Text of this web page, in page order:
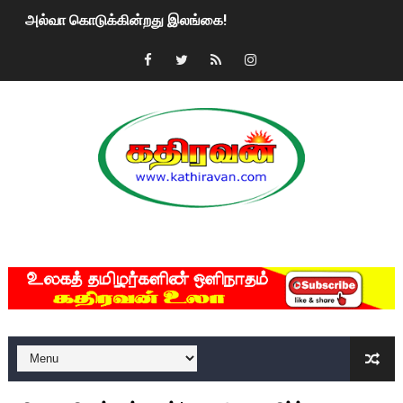
அல்வா கொடுக்கின்றது இலங்கை!
2ஆம் நாள் உக்ரைன் யுத்தம்!! எங்களைத் தனிமையில்
மகிந்த ராஜபக்சே பதவி விலக திட்டம்?
ரவுடி பேபிக்கு நடந்த தரமான சம்பவம்.. ஆபாச வீடியோக்களால்
குண்டை தூக்கிப்போட்ட ஆய்வு…. இந்தியாவின் “கோவிஷீல்டு”
யாழில் தமிழின தலைவர் பிரபாகரனின் பிறந்தநாளை
ஏர்போர்ட்டில் உதைத்த நபர் யார், என்ன நடந்தது?: உண்மையை
சீனா இலங்கையிடம் 8 மில்லியன் அமெரிக்க டொலர் நட்டஈடு